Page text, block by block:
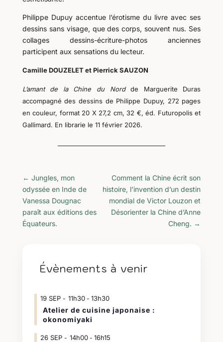
Philippe Dupuy accentue l’érotisme du livre avec ses
dessins sans visage, que des corps, souvent nus. Ses
collages dessins-écriture-photos anciennes
participent aux sensations du lecteur.
Camille DOUZELET et Pierrick SAUZON
L’amant de la Chine du Nordde Marguerite Duras
accompagné des dessins de Philippe Dupuy, 272 pages
en couleur, format 20 X 27,2 cm, 32 €, éd. Futuropolis et
Gallimard. En librarie le 11 février 2026.
← Jungles, mon
odyssée en Inde de
Vanessa Dougnac
paraît aux éditions des
Équateurs.
Comment la Chine écrit son
histoire, l’invention d’un destin
mondial de Victor Louzon et
Désorienter la Chine d’Anne
Cheng. →
Évènements à venir
19 SEP 11h30- 13h30
Atelier de cuisine japonaise :
okonomiyaki
26 SEP 14h00- 16h15